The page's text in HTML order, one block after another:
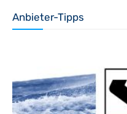
Anbieter-Tipps